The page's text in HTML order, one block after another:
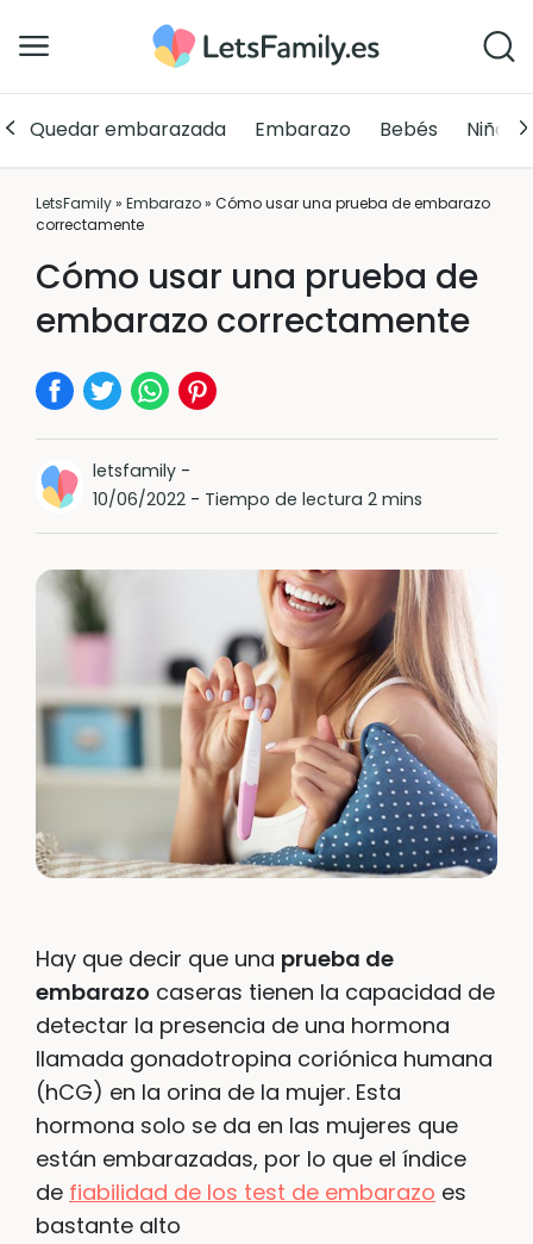
Quedar embarazada Embarazo Bebés Niños
LetsFamily» Embarazo» Cómo usar una prueba de embarazo
correctamente
Cómo usar una prueba de
embarazo correctamente
letsfamily -
10/06/2022 - Tiempo de lectura 2 mins
Hay que decir que una prueba de
embarazo caseras tienen la capacidad de
detectar la presencia de una hormona
llamada gonadotropina coriónica humana
(hCG) en la orina de la mujer. Esta
hormona solo se da en las mujeres que
están embarazadas, por lo que el índice
de fiabilidad de los test de embarazo es
bastante alto